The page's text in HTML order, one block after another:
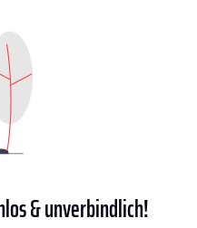
& unverbindlich!